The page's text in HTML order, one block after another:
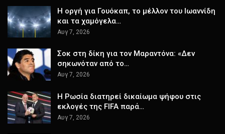
Η οργή για Γουόκαπ, το μέλλον του Ιωαννίδη
και τα χαμόγελα…
Αυγ 7, 2026
Σοκ στη δίκη για τον Μαραντόνα: «Δεν
σηκωνόταν από το…
Αυγ 7, 2026
Η Ρωσία διατηρεί δικαίωμα ψήφου στις
εκλογές της FIFA παρά…
Αυγ 7, 2026